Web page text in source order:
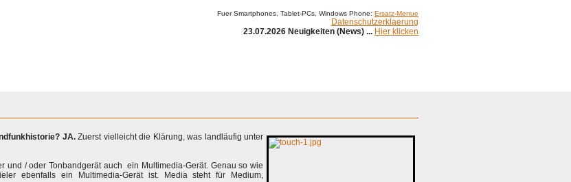
Fuer Smartphones, Tablet-PCs, Windows Phone: Ersatz-Menue
Datenschutzerklaerung
23.07.2026 Neuigkeiten (News) ... Hier klicken
JA.Zuerst vielleicht die Klärung, was landläufig unter
und / oder Tonbandgerät auch ein Multimedia-Gerät. Genau so wie
ebenfalls ein Multimedia-Gerät ist. Media steht für Medium,